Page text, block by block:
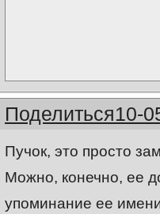
Поделиться10-
Пучок, это просто
Можно, конечно, ее
упоминание ее имени